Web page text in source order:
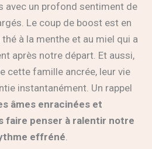
avec un profond sentiment de
Le coup de boost est en
à la menthe et au miel qui a
après notre départ. Et aussi,
cette famille ancrée, leur vie
instantanément. Un rappel
âmes enracinées et
faire penser à ralentir notre
effréné.